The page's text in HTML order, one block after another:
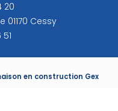
20
01170 Cessy
en construction Gex